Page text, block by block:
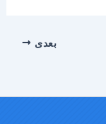
بعدی